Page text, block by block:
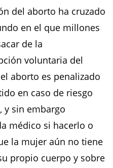
del aborto ha cruzado
en el que millones
de la
voluntaria del
aborto es penalizado
en caso de riesgo
y sin embargo
médico si hacerlo o
la mujer aún no tiene
propio cuerpo y sobre